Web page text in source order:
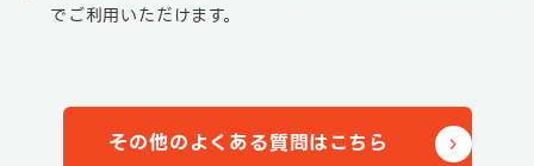
でご利用いただけます。
その他のよくある質問はこちら